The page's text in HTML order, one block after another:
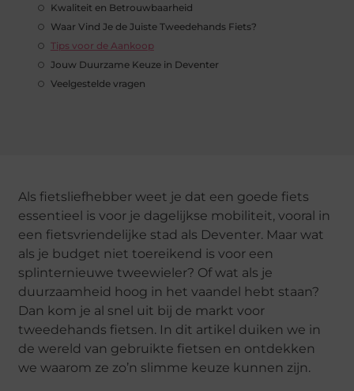
Kwaliteit en Betrouwbaarheid
Waar Vind Je de Juiste Tweedehands Fiets?
Tips voor de Aankoop
Jouw Duurzame Keuze in Deventer
Veelgestelde vragen
Als fietsliefhebber weet je dat een goede fiets
essentieel is voor je dagelijkse mobiliteit, vooral in
een fietsvriendelijke stad als Deventer. Maar wat
als je budget niet toereikend is voor een
splinternieuwe tweewieler? Of wat als je
duurzaamheid hoog in het vaandel hebt staan?
Dan kom je al snel uit bij de markt voor
tweedehands fietsen. In dit artikel duiken we in
de wereld van gebruikte fietsen en ontdekken
we waarom ze zo’n slimme keuze kunnen zijn.